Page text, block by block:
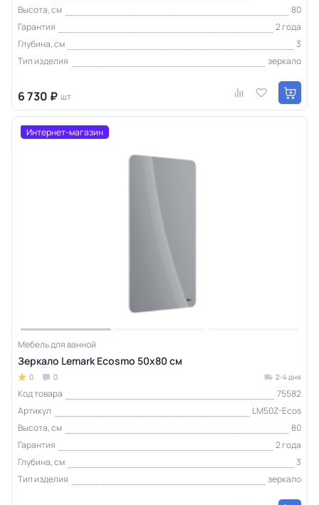
Высота, см
80
Гарантия
2 года
Глубина, см
3
Тип изделия
зеркало
6 730 ₽ шт
Интернет-магазин
Мебель для ванной
Зеркало Lemark Ecosmo 50х80 см
0 0 2-4 дня
Код товара
75582
Артикул
LM50Z-Ecos
Высота, см
80
Гарантия
2 года
Глубина, см
3
Тип изделия
зеркало